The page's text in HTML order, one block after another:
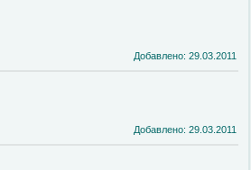
Добавлено: 29.03.2011
Добавлено: 29.03.2011